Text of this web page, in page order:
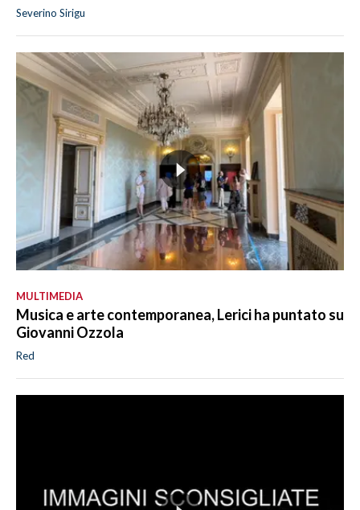
Severino Sirigu
MULTIMEDIA
Musica e arte contemporanea, Lerici ha puntato su
Giovanni Ozzola
Red